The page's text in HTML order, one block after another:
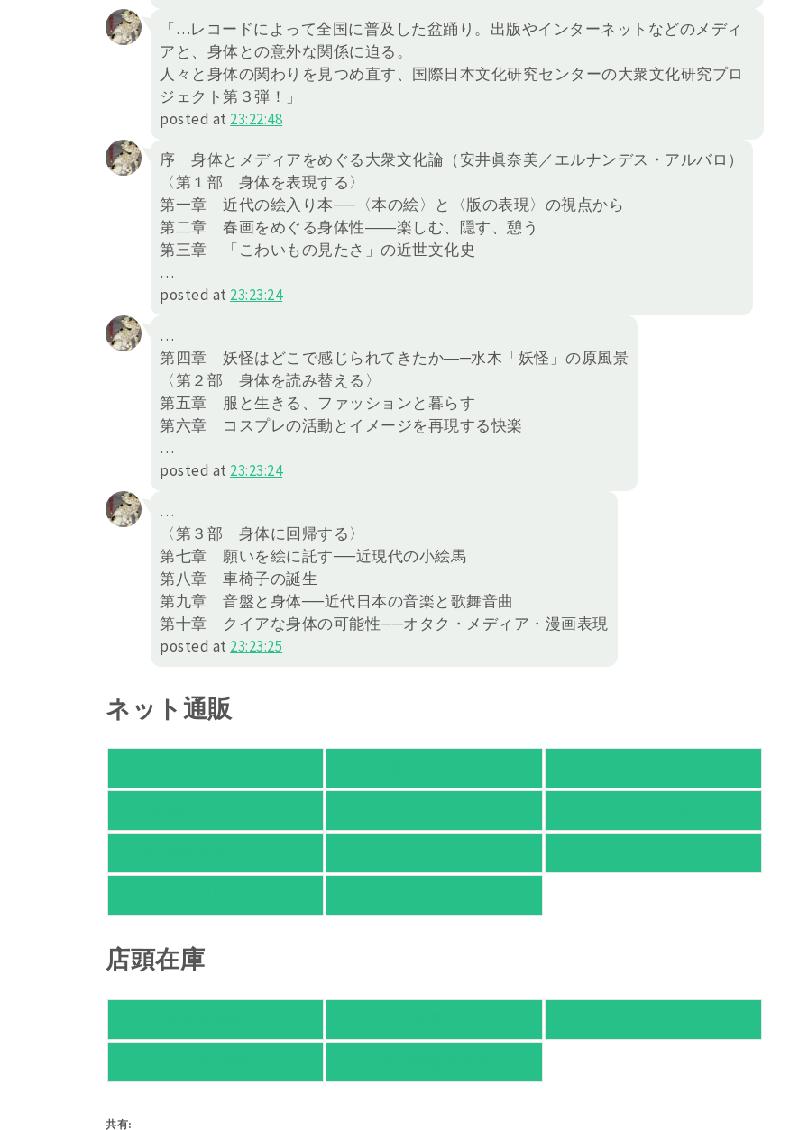
「…レコードによって全国に普及した盆踊り。出版やインターネットなどのメディ
アと、身体との意外な関係に迫る。
人々と身体の関わりを見つめ直す、国際日本文化研究センターの大衆文化研究プロ
ジェクト第３弾！」
posted at 23:22:48
序 身体とメディアをめぐる大衆文化論（安井眞奈美／エルナンデス・アルバロ）
〈第１部 身体を表現する〉
第一章 近代の絵入り本──〈本の絵〉と〈版の表現〉の視点から
第二章 春画をめぐる身体性――楽しむ、隠す、憩う
第三章 「こわいもの見たさ」の近世文化史
…
posted at 23:23:24
…
第四章 妖怪はどこで感じられてきたか―─水木「妖怪」の原風景
〈第２部 身体を読み替える〉
第五章 服と生きる、ファッションと暮らす
第六章 コスプレの活動とイメージを再現する快楽
…
posted at 23:23:24
…
〈第３部 身体に回帰する〉
第七章 願いを絵に託す──近現代の小絵馬
第八章 車椅子の誕生
第九章 音盤と身体──近代日本の音楽と歌舞音曲
第十章 クイアな身体の可能性──オタク・メディア・漫画表現
posted at 23:23:25
ネット通販
店頭在庫
共有: